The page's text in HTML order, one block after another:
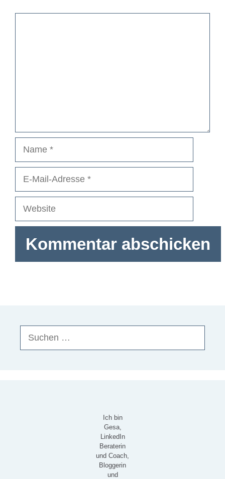
Adresse
nach:
Ich bin
Gesa,
LinkedIn
Beraterin
und Coach,
Bloggerin
und